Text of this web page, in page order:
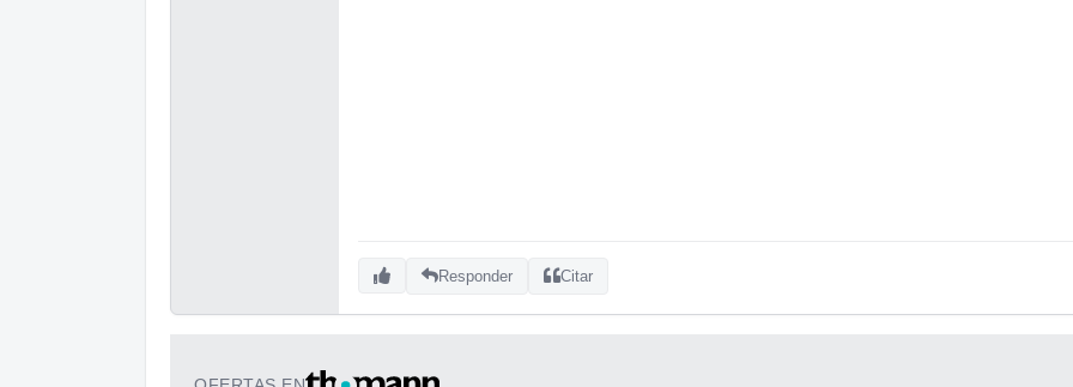
Responder Citar